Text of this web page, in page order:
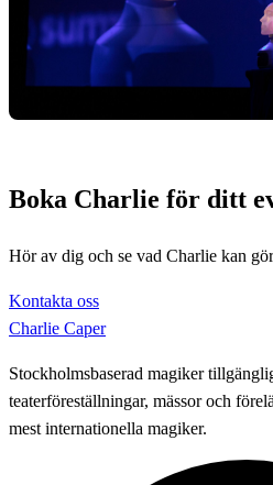
Boka Charlie för ditt
Hör av dig och se vad Charlie kan
Kontakta oss
Charlie Caper
Stockholmsbaserad magiker
teaterföreställningar, mässor och
mest internationella magiker.